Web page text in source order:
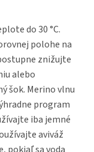
do 30 °C.
polohe na
znižujte
alebo
šok. Merino vlnu
program
iba jemné
aviváž